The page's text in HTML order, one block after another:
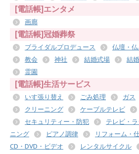
[電話帳]エンタメ
画廊
[電話帳]冠婚葬祭
ブライダルプロデュース 仏壇・
教会
神社 結婚式場 結
霊園
[電話帳]生活サービス
いす張り替え ごみ処理 ガス
クリーニング
ケーブルテレビ
セキュリティー・防犯
テレビ・
ニング
ピアノ調律 リフォーム・
CD・DVD・ビデオ
レンタルサイクル